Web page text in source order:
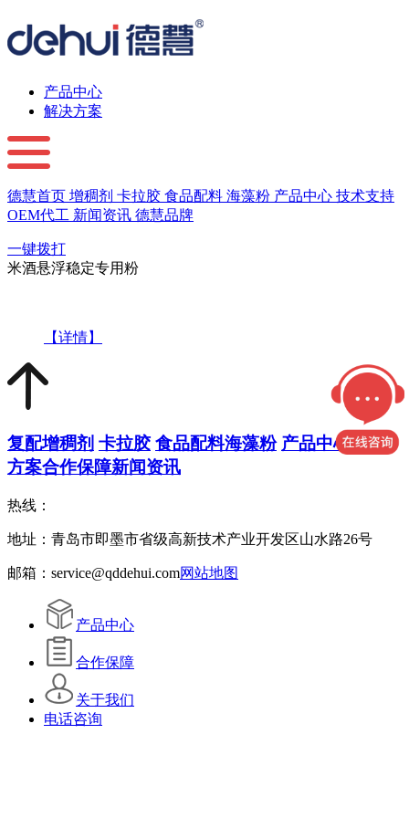
产品中心
解决方案
德慧首页 增稠剂 卡拉胶 食品配料 海藻粉 产品中心 技术支持
OEM代工 新闻资讯 德慧品牌
一键拨打
米酒悬浮稳定专用粉
【详情】
复配增稠剂 卡拉胶 食品配料海藻粉 产品中心解决
方案合作保障新闻资讯
热线：
地址：青岛市即墨市省级高新技术产业开发区山水路26号
邮箱：service@qddehui.com网站地图
产品中心
合作保障
关于我们
电话咨询